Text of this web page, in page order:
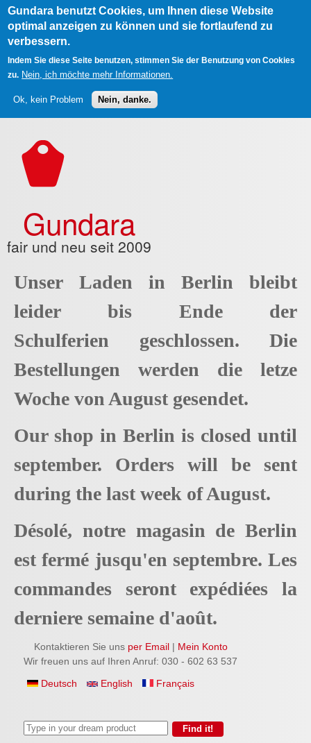
Gundara benutzt Cookies, um Ihnen diese Website
optimal anzeigen zu können und sie fortlaufend zu
verbessern.
Indem Sie diese Seite benutzen, stimmen Sie der Benutzung von Cookies
zu. Nein, ich möchte mehr Informationen.
Ok, kein Problem Nein, danke.
Gundara
fair und neu seit 2009
Unser Laden in Berlin bleibt
leider bis Ende der
Schulferien geschlossen. Die
Bestellungen werden die letze
Woche von August gesendet.
Our shop in Berlin is closed until
september. Orders will be sent
during the last week of August.
Désolé, notre magasin de Berlin
est fermé jusqu'en septembre. Les
commandes seront expédiées la
derniere semaine d'août.
Kontaktieren Sie uns per Email| Mein Konto
Wir freuen uns auf Ihren Anruf: 030 - 602 63 537
Deutsch English Français